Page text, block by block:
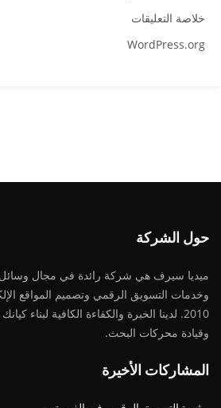
خلاصة التعليقات
WordPress.org
حول الشركة
ميديا ​​سيرف هي شركة رائدة في مجال وسائل
وخدمات التسويق الرقمي وتصميم المواقع
2010. لدينا الخبرة والكفاءة الكافية لبناء
وقيادة محركات البحث.
المشاركات الأخيرة